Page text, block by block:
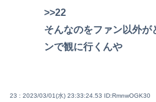
>>22
そんなのをファン以外が
ンで観に行くんや
23 : 2023/03/01(水) 23:33:24.53 ID:RmnwOGK30